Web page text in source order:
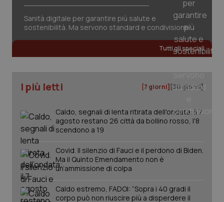
Psoriasi & pelle
Quotidiano Pediatria
Rene & patologie urogenitali
Salute orale & impianti
Sanità digitale per garantire più salute e
sostenibilità. Ma servono standard e condivisione
Tutti gli speciali
I più letti [7 giorni] [30 giorni]
Caldo, segnali di lenta ritirata dell'ondata: il 7
agosto restano 26 città da bollino rosso, l'8
scendono a 19
Covid. Il silenzio di Fauci e il perdono di Biden.
Ma il Quinto Emendamento non è
un’ammissione di colpa
Caldo estremo, FADOI: “Sopra i 40 gradi il
corpo può non riuscire più a disperdere il
sito web abilitandone funzionalità di base quali la
navigazione sulle pagine e l'accesso alle aree
funzionare correttamente senza questi cookie.
Nome
Fornitore/Dominio